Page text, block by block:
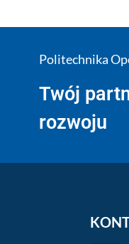
Politechnika
Twój
rozwoju